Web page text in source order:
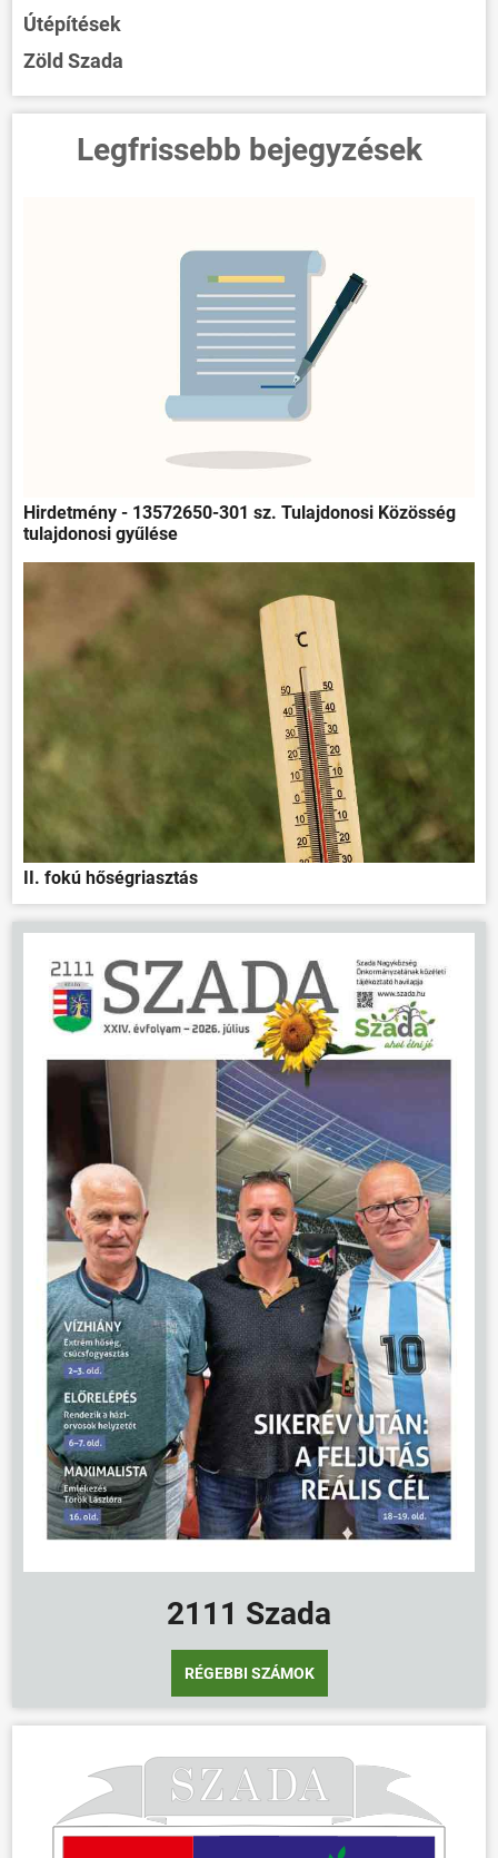
ÖNKORMÁNYZAT
ÜGYINTÉZÉS
HÍREK
VÁLASZTÁSOK
Útépítések
Zöld Szada
Legfrissebb bejegyzések
Hirdetmény - 13572650-301 sz. Tulajdonosi Közösség
tulajdonosi gyűlése
II. fokú hőségriasztás
2111 Szada
RÉGEBBI SZÁMOK